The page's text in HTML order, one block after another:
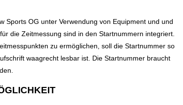
Sports OG unter Verwendung von Equipment und und
die Zeitmessung sind in den Startnummern integriert.
zu ermöglichen, soll die Startnummer so
waagrecht lesbar ist. Die Startnummer braucht